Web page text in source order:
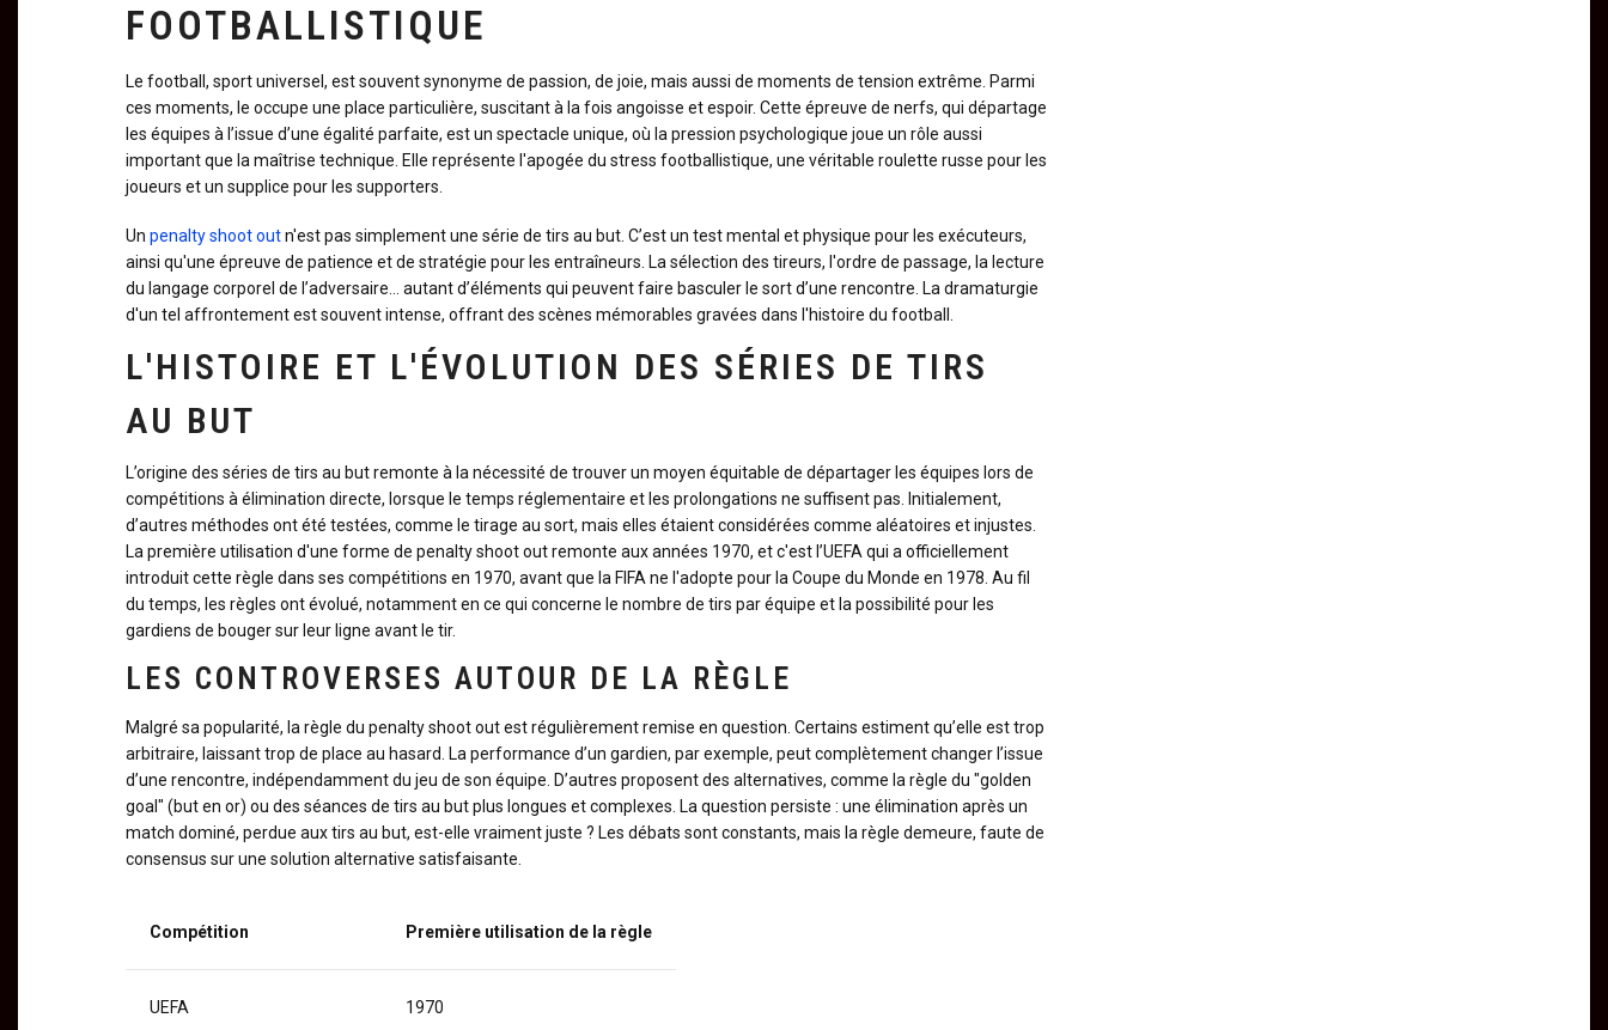
FOOTBALLISTIQUE
Le football, sport universel, est souvent synonyme de passion, de joie, mais aussi de moments de tension extrême. Parmi
ces moments, le occupe une place particulière, suscitant à la fois angoisse et espoir. Cette épreuve de nerfs, qui départage
les équipes à l’issue d’une égalité parfaite, est un spectacle unique, où la pression psychologique joue un rôle aussi
important que la maîtrise technique. Elle représente l'apogée du stress footballistique, une véritable roulette russe pour les
joueurs et un supplice pour les supporters.
Un penalty shoot outn'est pas simplement une série de tirs au but. C’est un test mental et physique pour les exécuteurs,
ainsi qu'une épreuve de patience et de stratégie pour les entraîneurs. La sélection des tireurs, l'ordre de passage, la lecture
du langage corporel de l’adversaire… autant d’éléments qui peuvent faire basculer le sort d’une rencontre. La dramaturgie
d'un tel affrontement est souvent intense, offrant des scènes mémorables gravées dans l'histoire du football.
L'HISTOIRE ET L'ÉVOLUTION DES SÉRIES DE TIRS
AU BUT
L’origine des séries de tirs au but remonte à la nécessité de trouver un moyen équitable de départager les équipes lors de
compétitions à élimination directe, lorsque le temps réglementaire et les prolongations ne suffisent pas. Initialement,
d’autres méthodes ont été testées, comme le tirage au sort, mais elles étaient considérées comme aléatoires et injustes.
La première utilisation d'une forme de penalty shoot out remonte aux années 1970, et c'est l’UEFA qui a officiellement
introduit cette règle dans ses compétitions en 1970, avant que la FIFA ne l'adopte pour la Coupe du Monde en 1978. Au fil
du temps, les règles ont évolué, notamment en ce qui concerne le nombre de tirs par équipe et la possibilité pour les
gardiens de bouger sur leur ligne avant le tir.
LES CONTROVERSES AUTOUR DE LA RÈGLE
Malgré sa popularité, la règle du penalty shoot out est régulièrement remise en question. Certains estiment qu’elle est trop
arbitraire, laissant trop de place au hasard. La performance d’un gardien, par exemple, peut complètement changer l’issue
d’une rencontre, indépendamment du jeu de son équipe. D’autres proposent des alternatives, comme la règle du "golden
goal" (but en or) ou des séances de tirs au but plus longues et complexes. La question persiste : une élimination après un
match dominé, perdue aux tirs au but, est-elle vraiment juste ? Les débats sont constants, mais la règle demeure, faute de
consensus sur une solution alternative satisfaisante.
Compétition Première utilisation de la règle
UEFA 1970